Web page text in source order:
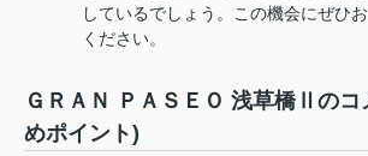
しているでしょう。この機会にぜひ
ください。
ＧＲＡＮ ＰＡＳＥＯ 浅草橋Ⅱのコ
めポイント)